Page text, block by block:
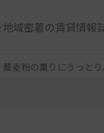
域密着の賃貸情報
麦粉の薫りにうっと